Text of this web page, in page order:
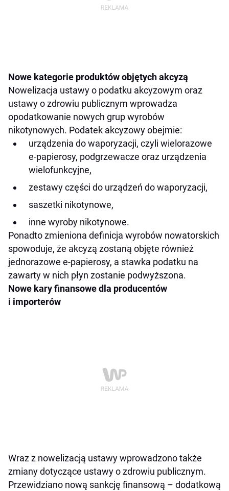
Nowe kategorie produktów objętych akcyzą
Nowelizacja ustawy o podatku akcyzowym oraz
ustawy o zdrowiu publicznym wprowadza
opodatkowanie nowych grup wyrobów
nikotynowych. Podatek akcyzowy obejmie:
urządzenia do waporyzacji, czyli wielorazowe
e-papierosy, podgrzewacze oraz urządzenia
wielofunkcyjne,
zestawy części do urządzeń do waporyzacji,
saszetki nikotynowe,
inne wyroby nikotynowe.
Ponadto zmieniona definicja wyrobów nowatorskich
spowoduje, że akcyzą zostaną objęte również
jednorazowe e-papierosy, a stawka podatku na
zawarty w nich płyn zostanie podwyższona.
Nowe kary finansowe dla producentów
i importerów
Wraz z nowelizacją ustawy wprowadzono także
zmiany dotyczące ustawy o zdrowiu publicznym.
Przewidziano nową sankcję finansową – dodatkową